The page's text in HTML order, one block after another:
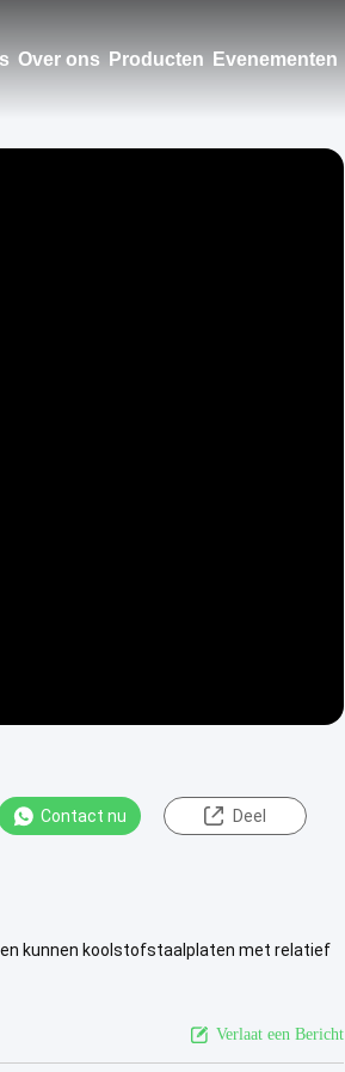
Over ons Producten Evenementen
Contact nu Deel
kunnen koolstofstaalplaten met relatief
Verlaat een Bericht